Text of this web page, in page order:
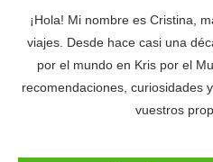
¡Hola! Mi nombre es Cristina,
viajes. Desde hace casi una
por el mundo en Kris por el
recomendaciones, curiosidades
vuestros